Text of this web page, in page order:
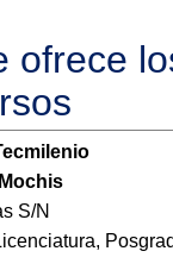
ofrece
S/N